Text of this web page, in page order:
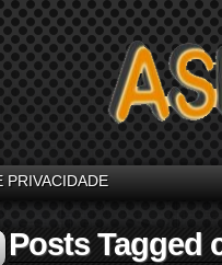
PRIVACIDADE
Posts Tagged